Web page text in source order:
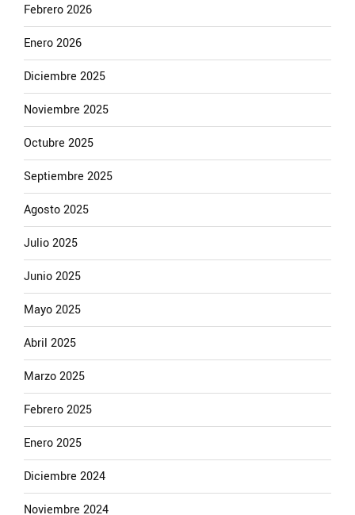
Febrero 2026
Enero 2026
Diciembre 2025
Noviembre 2025
Octubre 2025
Septiembre 2025
Agosto 2025
Julio 2025
Junio 2025
Mayo 2025
Abril 2025
Marzo 2025
Febrero 2025
Enero 2025
Diciembre 2024
Noviembre 2024